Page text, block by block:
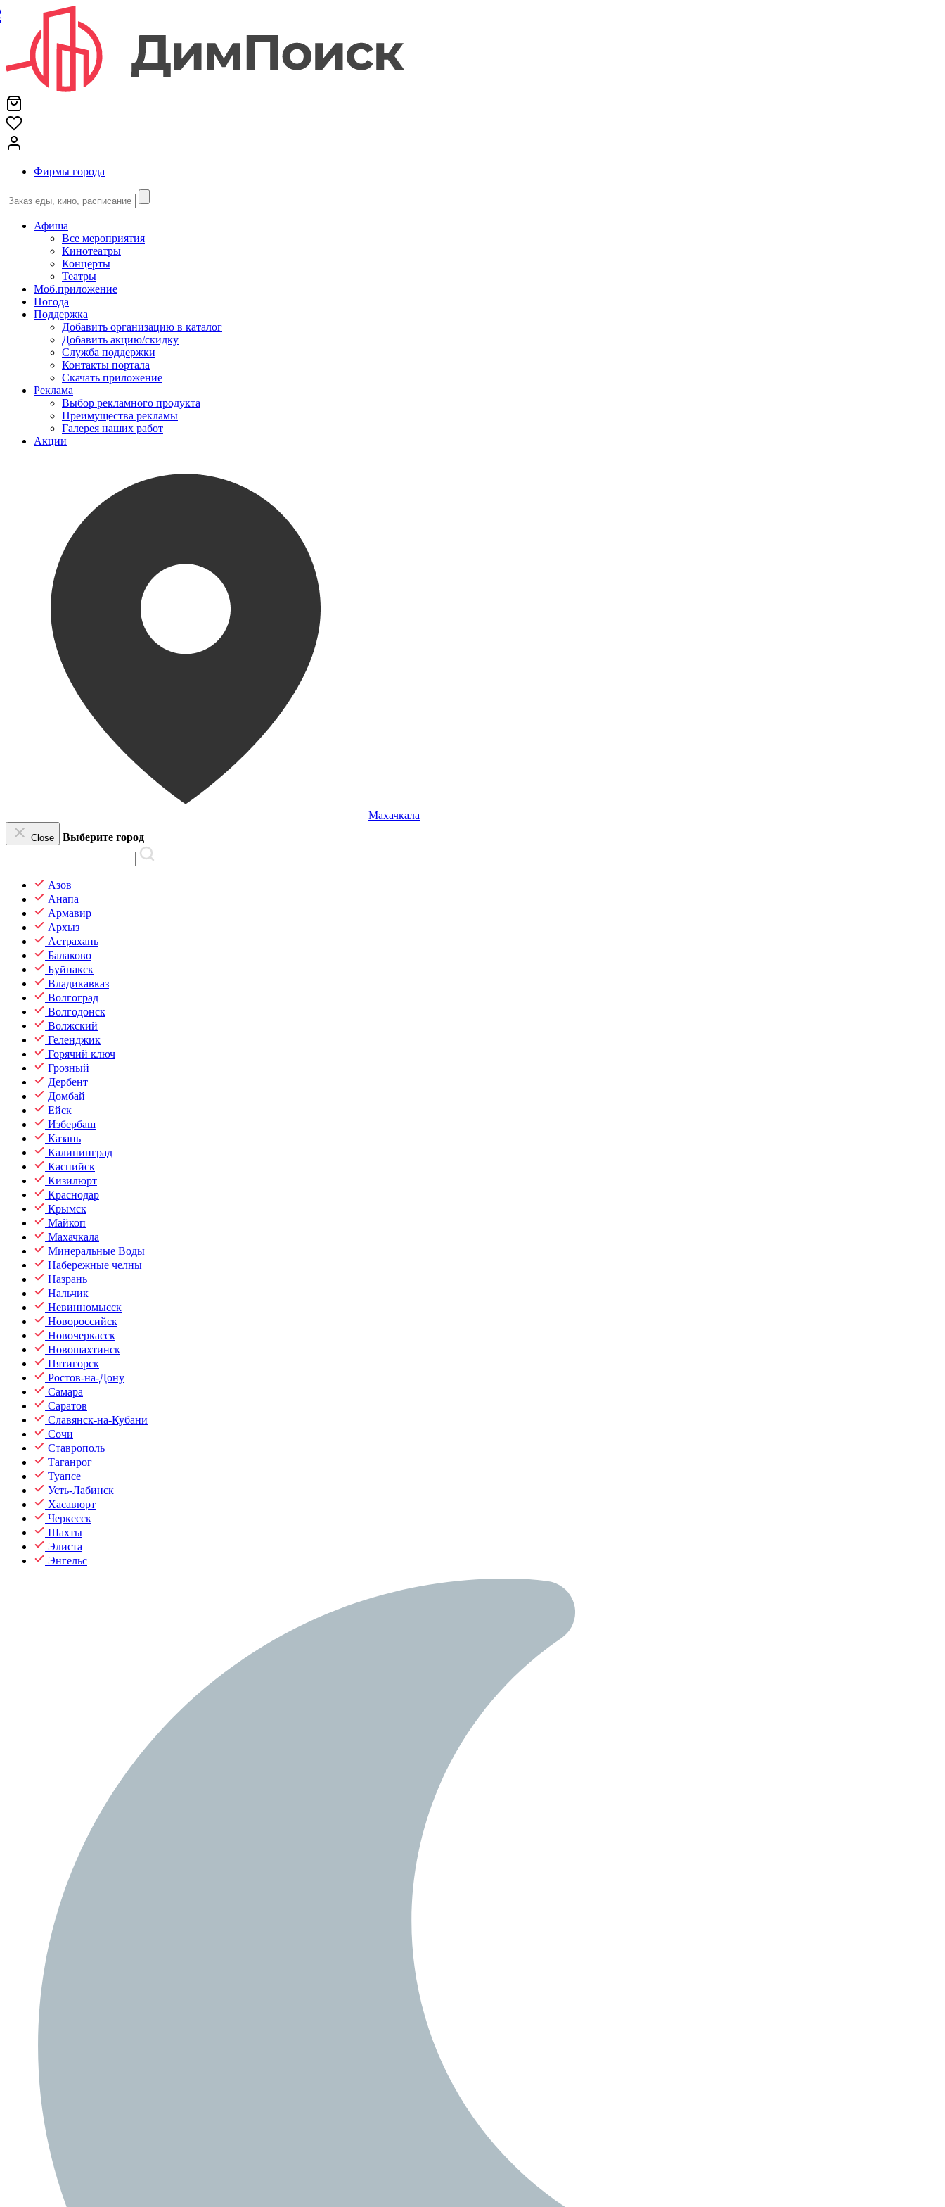
Фирмы города
Афиша
Все мероприятия
Кинотеатры
Концерты
Театры
Моб.приложение
Погода
Поддержка
Добавить организацию в каталог
Добавить акцию/скидку
Служба поддержки
Контакты портала
Скачать приложение
Реклама
Выбор рекламного продукта
Преимущества рекламы
Галерея наших работ
Акции
Махачкала
Close Выберите город
Азов
Анапа
Армавир
Архыз
Астрахань
Балаково
Буйнакск
Владикавказ
Волгоград
Волгодонск
Волжский
Геленджик
Горячий ключ
Грозный
Дербент
Домбай
Ейск
Избербаш
Казань
Калининград
Каспийск
Кизилюрт
Краснодар
Крымск
Майкоп
Махачкала
Минеральные Воды
Набережные челны
Назрань
Нальчик
Невинномысск
Новороссийск
Новочеркасск
Новошахтинск
Пятигорск
Ростов-на-Дону
Самара
Саратов
Славянск-на-Кубани
Сочи
Ставрополь
Таганрог
Туапсе
Усть-Лабинск
Хасавюрт
Черкесск
Шахты
Элиста
Энгельс